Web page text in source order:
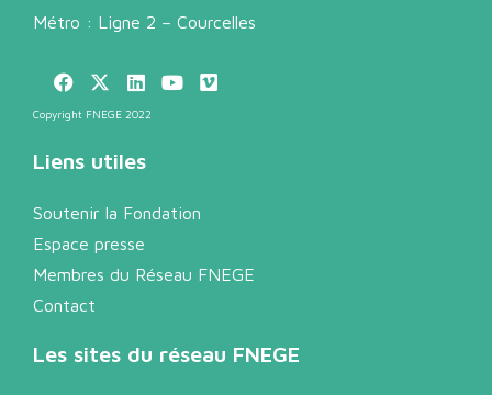
Métro : Ligne 2 – Courcelles
Copyright FNEGE 2022
Liens utiles
Soutenir la Fondation
Espace presse
Membres du Réseau FNEGE
Contact
Les sites du réseau FNEGE